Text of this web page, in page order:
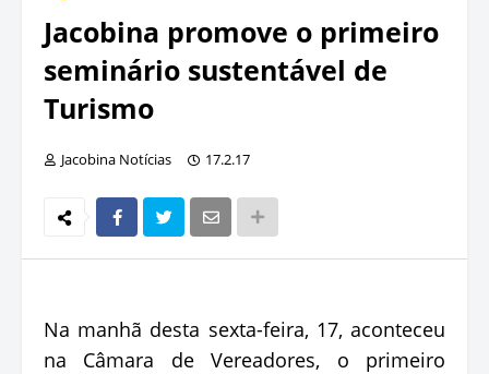
Jacobina promove o primeiro
seminário sustentável de
Turismo
Jacobina Notícias 17.2.17
Na manhã desta sexta-feira, 17, aconteceu
na Câmara de Vereadores, o primeiro